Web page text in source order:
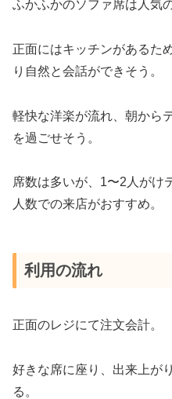
ふかふかのソファ席は人気の
正面にはキッチンがあるた
り自然と会話ができそう。
軽快な洋楽が流れ、朝から
を過ごせそう。
席数は多いが、1〜2人がけ
人数での来店がおすすめ。
利用の流れ
正面のレジにて注文会計。
好きな席に座り、出来上が
る。